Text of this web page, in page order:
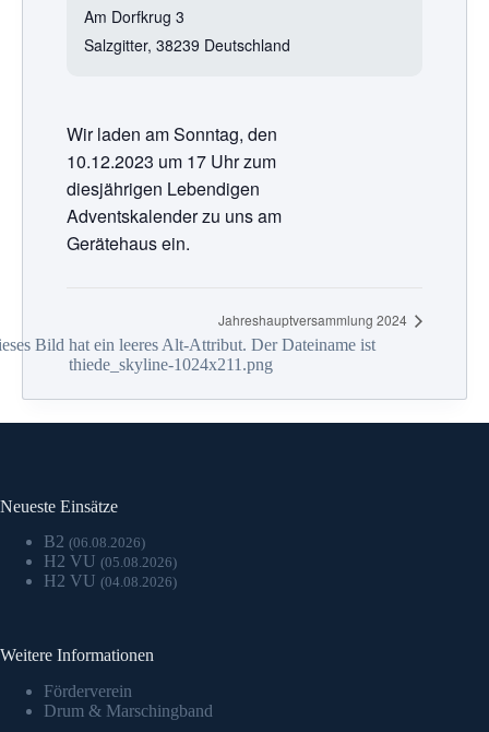
Wir laden am Sonntag, den
10.12.2023 um 17 Uhr zum
diesjährigen Lebendigen
Adventskalender zu uns am
Gerätehaus ein.
Am Dorfkrug 3
Salzgitter, 38239 Deutschland
Jahreshauptversammlung 2024
Neueste Einsätze
B2 (06.08.2026)
H2 VU (05.08.2026)
H2 VU (04.08.2026)
Weitere Informationen
Förderverein
Drum & Marschingband